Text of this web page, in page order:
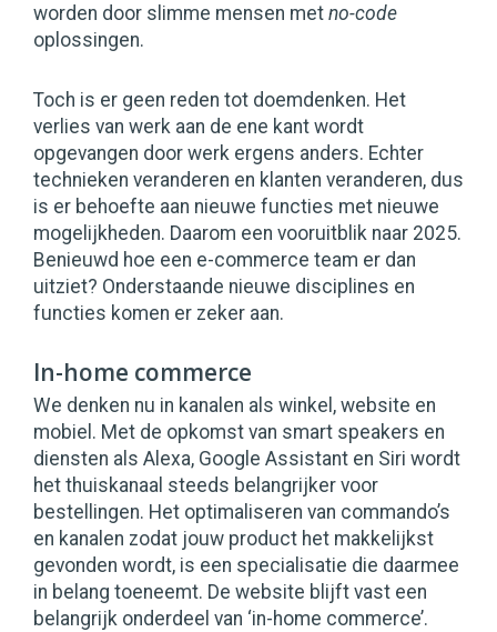
worden door slimme mensen met no-code
oplossingen.
Toch is er geen reden tot doemdenken. Het
verlies van werk aan de ene kant wordt
opgevangen door werk ergens anders. Echter
technieken veranderen en klanten veranderen, dus
is er behoefte aan nieuwe functies met nieuwe
mogelijkheden. Daarom een vooruitblik naar 2025.
Benieuwd hoe een e-commerce team er dan
uitziet? Onderstaande nieuwe disciplines en
functies komen er zeker aan.
In-home commerce
We denken nu in kanalen als winkel, website en
mobiel. Met de opkomst van smart speakers en
diensten als Alexa, Google Assistant en Siri wordt
het thuiskanaal steeds belangrijker voor
bestellingen. Het optimaliseren van commando’s
en kanalen zodat jouw product het makkelijkst
gevonden wordt, is een specialisatie die daarmee
in belang toeneemt. De website blijft vast een
belangrijk onderdeel van ‘in-home commerce’.